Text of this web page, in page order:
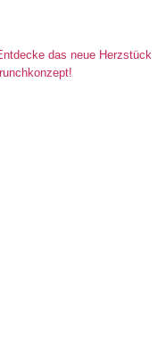
das neue Herzstück